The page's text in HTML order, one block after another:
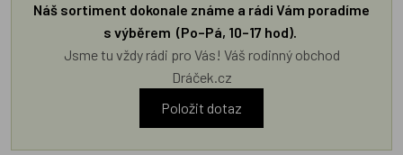
Náš sortiment dokonale známe a rádi Vám poradíme
s výběrem (Po–Pá, 10–17 hod).
Jsme tu vždy rádi pro Vás! Váš rodinný obchod
Dráček.cz
Položit dotaz